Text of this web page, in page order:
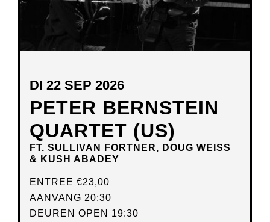
PETER BERNSTEIN
QUARTET (US)
FT. SULLIVAN FORTNER, DOUG WEISS
& KUSH ABADEY
DI 22 SEP 2026
ENTREE €23,00
AANVANG 20:30
DEUREN OPEN 19:30